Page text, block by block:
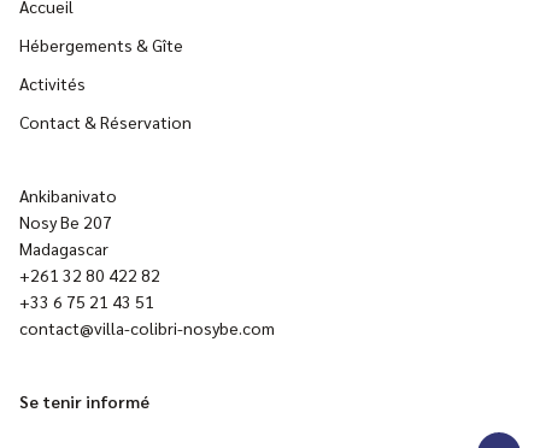
Accueil
Hébergements & Gîte
Activités
Contact & Réservation
Ankibanivato
Nosy Be 207
Madagascar
+261 32 80 422 82
+33 6 75 21 43 51
contact@villa-colibri-nosybe.com
Se tenir informé